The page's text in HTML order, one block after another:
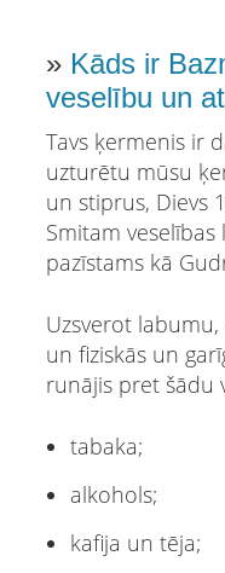
» Kāds ir
veselību un
Tavs ķermenis ir
uzturētu mūsu
un stiprus, Dievs
Smitam
pazīstams kā
Uzsverot
un fiziskās un
runājis pret šādu
tabaka;
alkohols;
kafija un tēja;